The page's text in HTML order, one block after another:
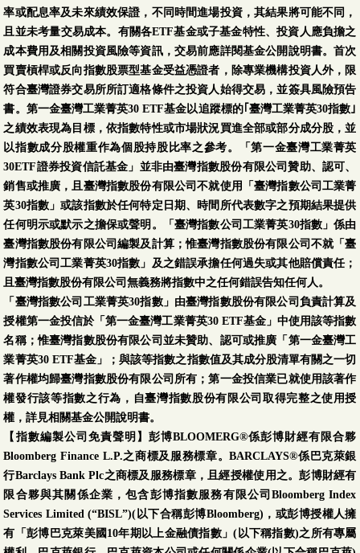
率或配息率及未來績效保證，不同時間進場投資，其結果將可能不同，
且並未考量交易成本。有關各ETF基金或子基金特性、投資人應負擔之
成本費用及相關投資風險等資訊，交易前應詳閱基金公開說明書。首次
買賣槓桿或反向指數股票型基金受益憑證者，除專業機構投資人外，限
符合臺灣證券交易所所訂適格條件之投資人始得交易，並簽具風險預告
書。第一金臺灣工業菁英30 ETF基金以追蹤標的｢臺灣工業菁英30指數｣
之績效表現為目標，依指數特性或市場狀況買進全部或部分成分股，並
以指數成分股權重作為個股持股比率之參考。「第一金臺灣工業菁英
30ETF證券投資信託基金」並非由臺灣指數股份有限公司贊助、認可、
銷售或推廣，且臺灣指數股份有限公司不就使用「臺灣指數公司工業菁
英30指數」或該指數於任何特定日期、時間所代表數字之預期結果提供
任何明示或默示之擔保或聲明。「臺灣指數公司工業菁英30指數」係由
臺灣指數股份有限公司編製及計算；惟臺灣指數股份有限公司不就「臺
灣指數公司工業菁英30指數」及之錯誤承擔任何過失或其他賠償責任；
且臺灣指數股份有限公司無義務將指數中之任何錯誤告知任何人。
「臺灣指數公司工業菁英30指數」由臺灣指數股份有限公司負責計算及
授權第一金投信於「第一金臺灣工業菁英30 ETF基金」中使用該等指數
名稱；惟臺灣指數股份有限公司並未贊助、認可或推廣「第一金臺灣工
業菁英30 ETF基金」；與該等指數之指數值及其成分股清單有關之一切
著作權均歸臺灣指數股份有限公司所有；第一金投信業已就使用該著作
權發行該等指數之行為，自臺灣指數股份有限公司取得完整之使用授
權，詳見相關基金公開說明書。
【指數編製公司免責聲明】彭博BLOOMERG®係彭博財經有限合夥
Bloomberg Finance L.P.之商標及服務標章。BARCLAYS®係巴克萊銀
行Barclays Bank Plc之商標及服務標章，且經授權使用之。彭博財經有
限合夥與其關係企業，包含彭博指數服務有限公司Bloomberg Index
Services Limited (“BISL”)(以下合稱彭博Bloomberg)，或彭博授權人擁
有「彭博巴克萊美國10年期以上金融債指數」(以下稱指數)之所有專屬